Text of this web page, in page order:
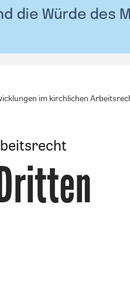
im kirchlichen